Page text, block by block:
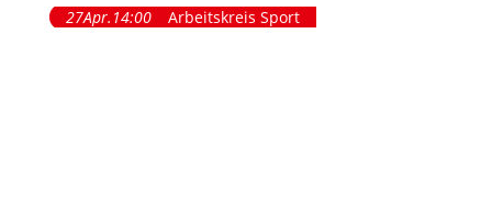
27Apr. 14:00 Arbeitskreis Sport